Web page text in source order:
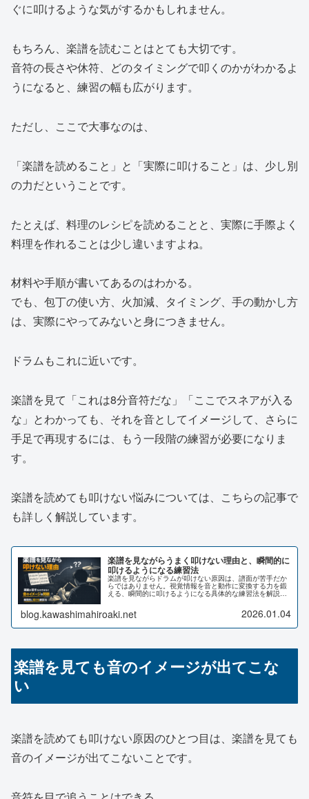
ぐに叩けるような気がするかもしれません。
もちろん、楽譜を読むことはとても大切です。
音符の長さや休符、どのタイミングで叩くのかがわかるよ
うになると、練習の幅も広がります。
ただし、ここで大事なのは、
「楽譜を読めること」と「実際に叩けること」は、少し別
の力だということです。
たとえば、料理のレシピを読めることと、実際に手際よく
料理を作れることは少し違いますよね。
材料や手順が書いてあるのはわかる。
でも、包丁の使い方、火加減、タイミング、手の動かし方
は、実際にやってみないと身につきません。
ドラムもこれに近いです。
楽譜を見て「これは8分音符だな」「ここでスネアが入る
な」とわかっても、それを音としてイメージして、さらに
手足で再現するには、もう一段階の練習が必要になりま
す。
楽譜を読めても叩けない悩みについては、こちらの記事で
も詳しく解説しています。
楽譜を見ながらうまく叩けない理由と、瞬間的に
叩けるようになる練習法
楽譜を見ながらドラムが叩けない原因は、譜面が苦手だか
らではありません。視覚情報を音と動作に変換する力を鍛
える、瞬間的に叩けるようになる具体的な練習法を解説し
blog.kawashimahiroaki.net 2026.01.04
楽譜を見ても音のイメージが出てこな
い
楽譜を読めても叩けない原因のひとつ目は、楽譜を見ても
音のイメージが出てこないことです。